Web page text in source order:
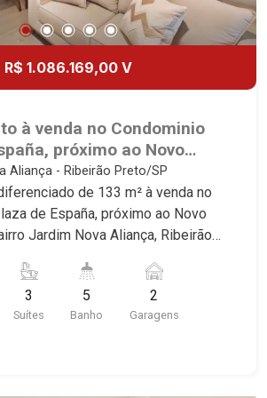
R$ 1.086.169,00 V
à venda no Condominio
próximo ao Novo
Ribeirão Preto/SP.
Aliança - Ribeirão Preto/SP
de 133 m² à venda no
de España, próximo ao Novo
Jardim Nova Aliança, Ribeirão
Imobiliária selecionou
com Open View - Lavabo - Cozinha
3
Suítes
5
Banho
2
Garagens